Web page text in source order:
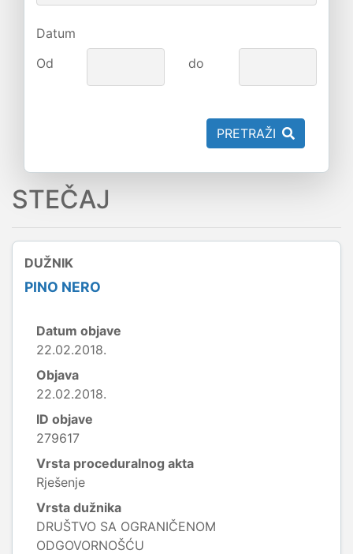
Datum
Od
do
PRETRAŽI
STEČAJ
DUŽNIK
PINO NERO
Datum objave
22.02.2018.
Objava
22.02.2018.
ID objave
279617
Vrsta proceduralnog akta
Rješenje
Vrsta dužnika
DRUŠTVO SA OGRANIČENOM
ODGOVORNOŠĆU